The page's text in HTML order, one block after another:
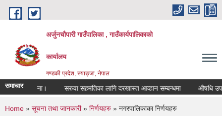
Skip to main content
अर्जुनचौपारी गाउँपालिका , गाउँकार्यपालिकाको
कार्यालय
गण्डकी प्रदेश, स्याङ्जा, नेपाल
समाचार
सूचना। सरुवा सहमतिका लागि दरखास्त आव्हान सम्बन्धमा औषधि उपचार
You are here
Home » सूचना तथा जानकारी» निर्णयहरु » नगरपालिकाका निर्णयहरु